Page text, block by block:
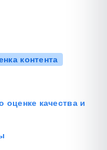
контента
оценке качества и